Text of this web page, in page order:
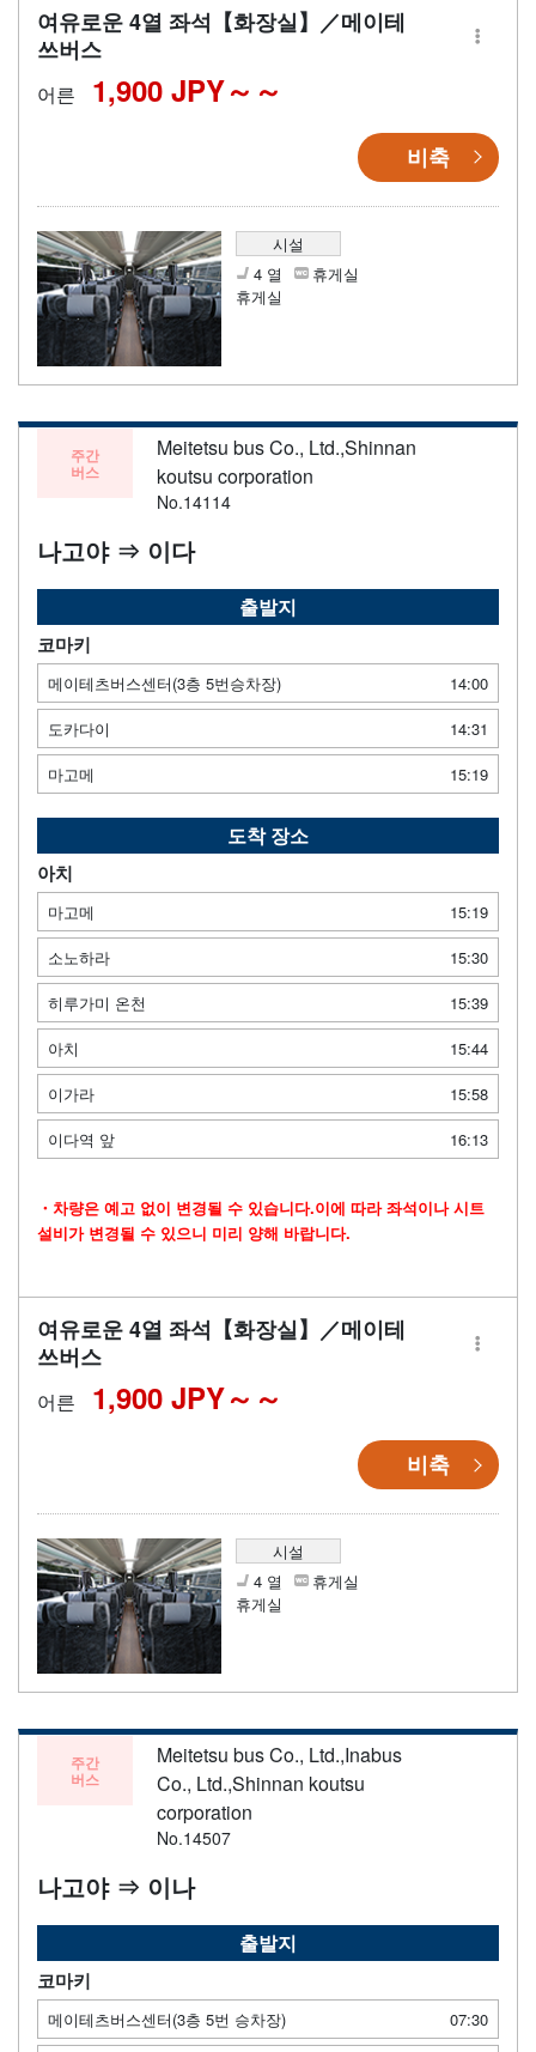
여유로운 4열 좌석【화장실】／메이테
쓰버스
어른 1,900 JPY～
비축
시설
4 열
휴게실
휴게실
주간
버스
Meitetsu bus Co., Ltd.,Shinnan
koutsu corporation
No.14114
나고야 ⇒ 이다
출발지
코마키
메이테츠버스센터(3층 5번승차장)
14:00
도카다이
14:31
마고메
15:19
도착 장소
아치
마고메
15:19
소노하라
15:30
히루가미 온천
15:39
아치
15:44
이가라
15:58
이다역 앞
16:13
・차량은 예고 없이 변경될 수 있습니다.이에 따라 좌석이나 시트
설비가 변경될 수 있으니 미리 양해 바랍니다.
여유로운 4열 좌석【화장실】／메이테
쓰버스
어른 1,900 JPY～
비축
시설
4 열
휴게실
휴게실
주간
버스
Meitetsu bus Co., Ltd.,Inabus
Co., Ltd.,Shinnan koutsu
corporation
No.14507
나고야 ⇒ 이나
출발지
코마키
메이테츠버스센터(3층 5번 승차장)
07:30